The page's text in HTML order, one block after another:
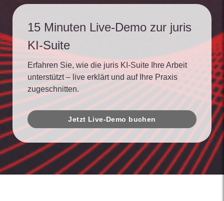
15 Minuten Live-Demo zur juris
KI-Suite
Erfahren Sie, wie die juris KI-Suite Ihre Arbeit
unterstützt – live erklärt und auf Ihre Praxis
zugeschnitten.
Jetzt Live-Demo buchen